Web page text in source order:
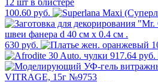
100.60 руб.
630 руб.
917.64 руб.